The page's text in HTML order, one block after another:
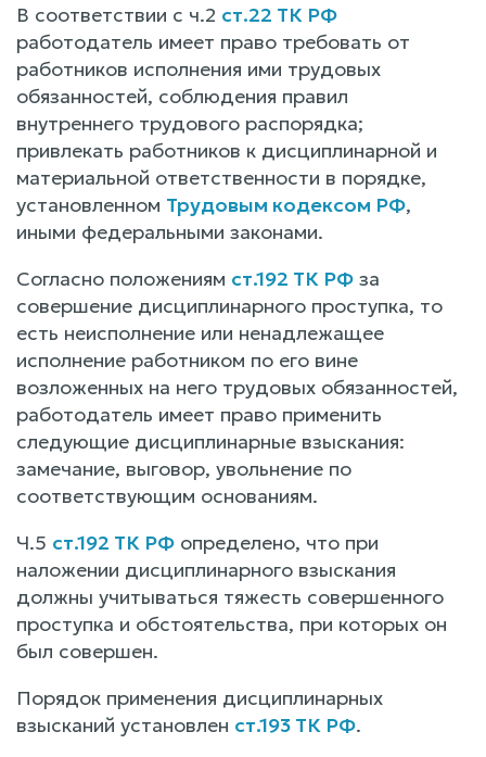
В соответствии с ч.2 ст.22 ТК РФ
работодатель имеет право требовать от
работников исполнения ими трудовых
обязанностей, соблюдения правил
внутреннего трудового распорядка;
привлекать работников к дисциплинарной и
материальной ответственности в порядке,
установленном Трудовым кодексом РФ,
иными федеральными законами.
Согласно положениям ст.192 ТК РФ за
совершение дисциплинарного проступка, то
есть неисполнение или ненадлежащее
исполнение работником по его вине
возложенных на него трудовых обязанностей,
работодатель имеет право применить
следующие дисциплинарные взыскания:
замечание, выговор, увольнение по
соответствующим основаниям.
Ч.5 ст.192 ТК РФ определено, что при
наложении дисциплинарного взыскания
должны учитываться тяжесть совершенного
проступка и обстоятельства, при которых он
был совершен.
Порядок применения дисциплинарных
взысканий установлен ст.193 ТК РФ.